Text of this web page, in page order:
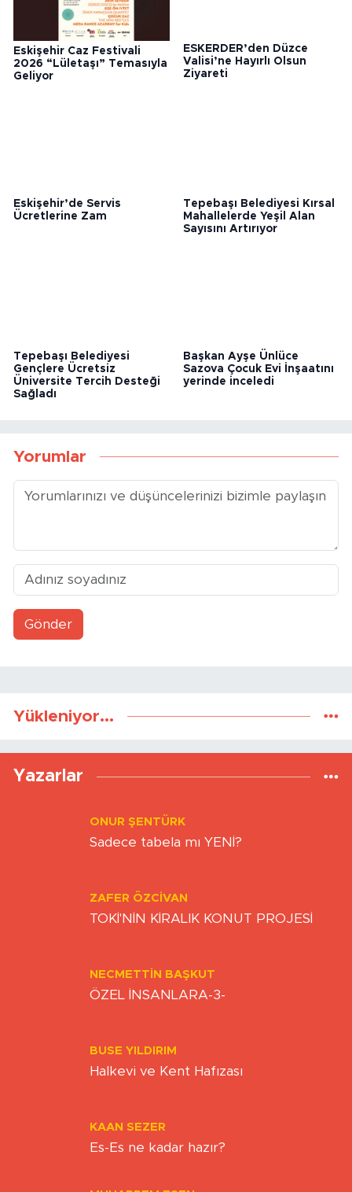
Eskişehir Caz Festivali
2026 “Lületaşı” Temasıyla
Geliyor
ESKERDER’den Düzce
Valisi’ne Hayırlı Olsun
Ziyareti
Eskişehir’de Servis
Ücretlerine Zam
Tepebaşı Belediyesi Kırsal
Mahallelerde Yeşil Alan
Sayısını Artırıyor
Tepebaşı Belediyesi
Gençlere Ücretsiz
Üniversite Tercih Desteği
Sağladı
Başkan Ayşe Ünlüce
Sazova Çocuk Evi İnşaatını
yerinde inceledi
Yorumlar
Gönder
Yükleniyor...
Yazarlar
ONUR ŞENTÜRK
Sadece tabela mı YENİ?
ZAFER ÖZCIVAN
TOKİ'NİN KİRALIK KONUT PROJESİ
NECMETTIN BAŞKUT
ÖZEL İNSANLARA-3-
BUSE YILDIRIM
Halkevi ve Kent Hafızası
KAAN SEZER
Es-Es ne kadar hazır?